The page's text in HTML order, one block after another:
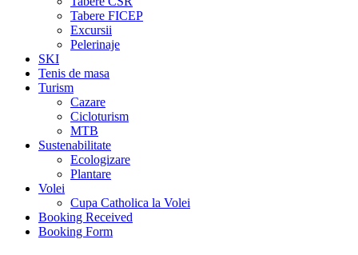
Tabere FICEP
Excursii
Pelerinaje
SKI
Tenis de masa
Turism
Cazare
Cicloturism
MTB
Sustenabilitate
Ecologizare
Plantare
Volei
Cupa Catholica la Volei
Booking Received
Booking Form